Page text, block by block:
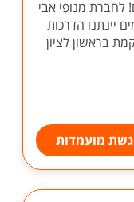
לחברת מנופי אבי
יינתנו הדרכות
בראשון לציון
מועמדות